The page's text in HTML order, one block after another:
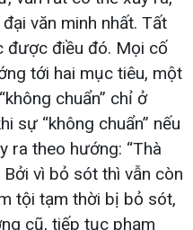
văn minh nhất. Tất
được điều đó. Mọi cố
tới hai mục tiêu, một
chuẩn” chỉ ở
sự “không chuẩn” nếu
ra theo hướng: “Thà
vì bỏ sót thì vẫn còn
tội tạm thời bị bỏ sót,
cũ, tiếp tục phạm